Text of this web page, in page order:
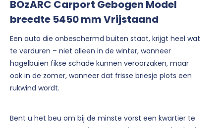
BOzARC Carport Gebogen Model
breedte 5450 mm Vrijstaand
Een auto die onbeschermd buiten staat, krijgt heel wat
te verduren – niet alleen in de winter, wanneer
hagelbuien fikse schade kunnen veroorzaken, maar
ook in de zomer, wanneer dat frisse briesje plots een
rukwind wordt.
Bent u het beu om bij de minste vorst een kwartier te